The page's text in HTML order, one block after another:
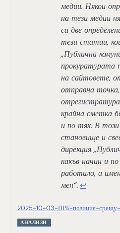
медии. Някои
на тези медии
са две
тези статии,
„Публична
прокуратурата
на сайтовете,
отправна
крайна сметка
и по тях. В
становище и
дирекция
какъв начин и
работило, а
мен“. ↩︎
2025-10-03-ПРБ-позиция-
АНАЛИЗИ